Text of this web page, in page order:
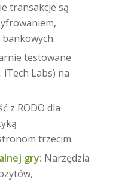
transakcje są
testowane
Labs) na
z RODO dla
trzecim.
gry: Narzędzia